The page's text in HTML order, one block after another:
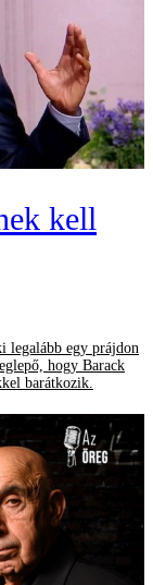
kell
legalább egy prájdon
hogy Barack
barátkozik.